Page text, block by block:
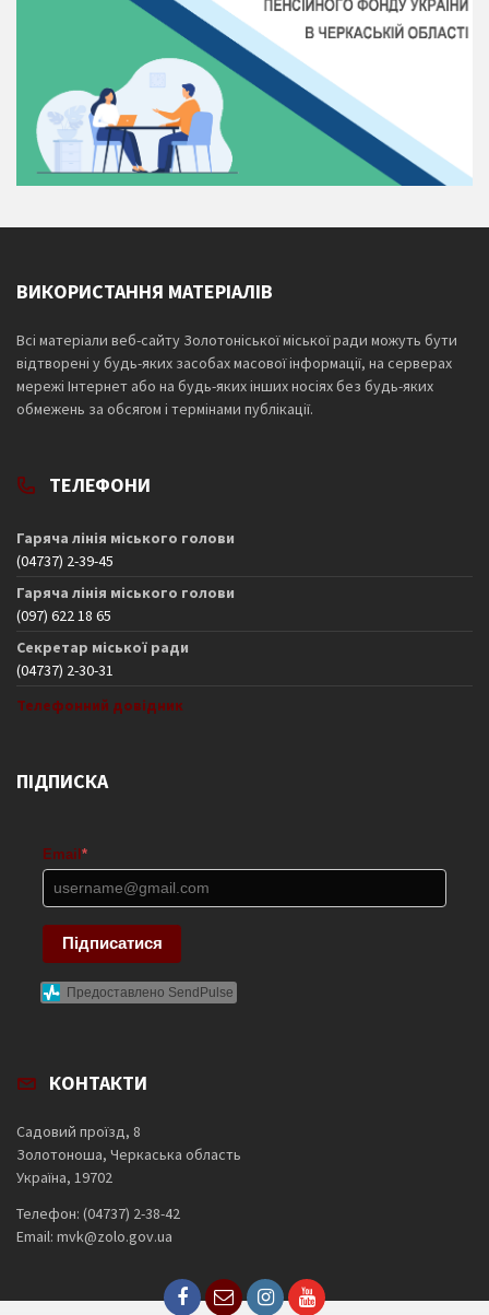
ВИКОРИСТАННЯ МАТЕРІАЛІВ
Всі матеріали веб-сайту Золотоніської міської ради можуть бути
відтворені у будь-яких засобах масової інформації, на серверах
мережі Інтернет або на будь-яких інших носіях без будь-яких
обмежень за обсягом і термінами публікації.
ТЕЛЕФОНИ
Гаряча лінія міського голови
(04737) 2-39-45
Гаряча лінія міського голови
(097) 622 18 65
Секретар міської ради
(04737) 2-30-31
Телефонний довідник
ПІДПИСКА
Email *
Підписатися
Предоставлено SendPulse
КОНТАКТИ
Садовий проїзд, 8
Золотоноша, Черкаська область
Україна, 19702
Телефон: (04737) 2-38-42
Email: mvk@zolo.gov.ua